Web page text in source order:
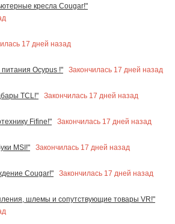
кресла Cougar!"
17 дней назад
Ocypus !"
Закончилась 17 дней назад
TCL!"
Закончилась 17 дней назад
Fifine!"
Закончилась 17 дней назад
MSI!"
Закончилась 17 дней назад
Cougar!"
Закончилась 17 дней назад
шлемы и сопутствующие товары VR!"